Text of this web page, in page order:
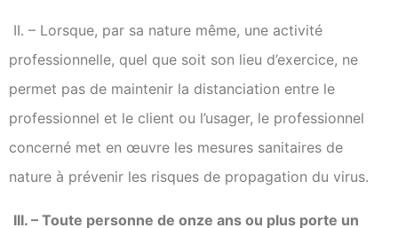
II. – Lorsque, par sa nature même, une activité
professionnelle, quel que soit son lieu d’exercice, ne
permet pas de maintenir la distanciation entre le
professionnel et le client ou l’usager, le professionnel
concerné met en œuvre les mesures sanitaires de
nature à prévenir les risques de propagation du virus.
III. – Toute personne de onze ans ou plus porte un